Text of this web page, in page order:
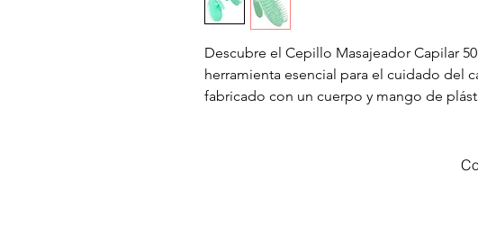
Descubre el Cepillo Masajeador Capilar
herramienta esencial para el cuidado del
fabricado con un cuerpo y mango de
en el cuero cabelludo. Sus cerdas de
permitiendo una limpieza profunda al
mejora la circulación sanguínea,
saludable y fuerte del cabello. Este